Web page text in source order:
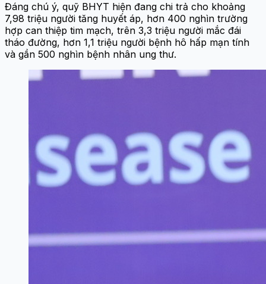
Đáng chú ý, quỹ BHYT hiện đang chi trả cho khoảng
7,98 triệu người tăng huyết áp, hơn 400 nghìn trường
hợp can thiệp tim mạch, trên 3,3 triệu người mắc đái
tháo đường, hơn 1,1 triệu người bệnh hô hấp mạn tính
và gần 500 nghìn bệnh nhân ung thư.